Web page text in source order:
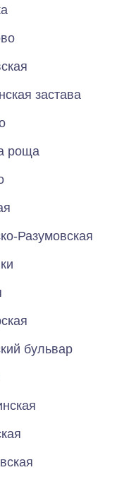
застава
роща
Разумовская
бульвар